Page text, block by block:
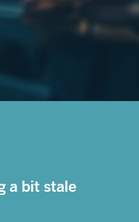
a bit stale